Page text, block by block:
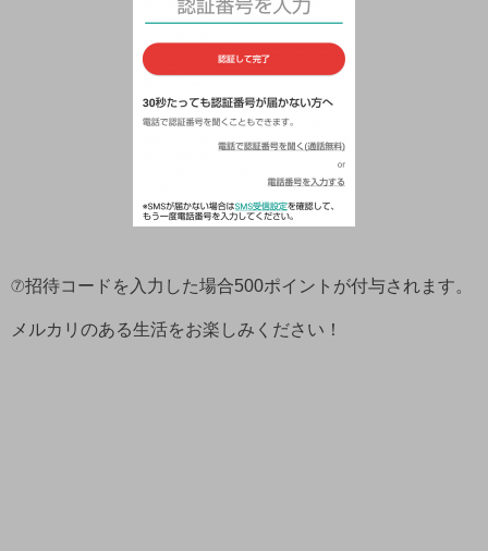
⑦招待コードを入力した場合500ポイントが付与されます。
メルカリのある生活をお楽しみください！